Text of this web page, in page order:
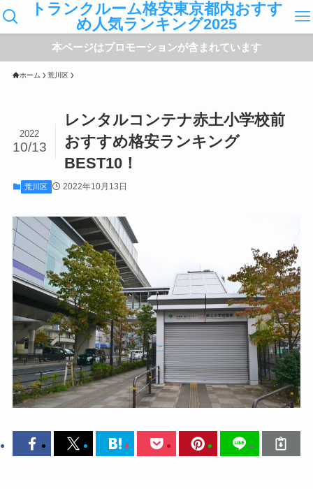
トランクルーム格安東京都内おすす
め人気ランキング2025
本ページはプロモーションが含まれています
ホーム 荒川区
レンタルコンテナ赤土小学校前
おすすめ格安ランキング
BEST10！
2022
10/13
荒川区 2022年10月13日